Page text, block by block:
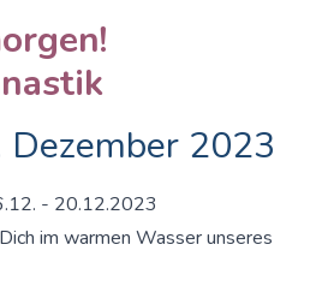
2023
- 20.12.2023
im warmen Wasser unseres